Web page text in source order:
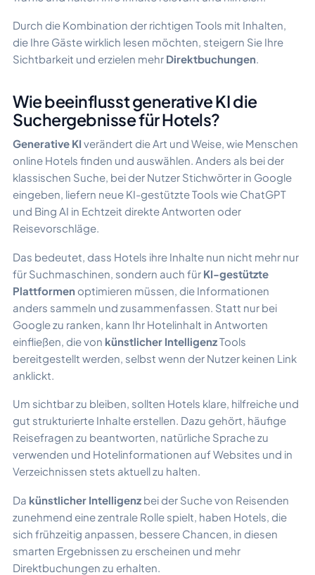
Durch die Kombination der richtigen Tools mit Inhalten,
die Ihre Gäste wirklich lesen möchten, steigern Sie Ihre
Sichtbarkeit und erzielen mehr Direktbuchungen.
Wie beeinflusst generative KI die
Suchergebnisse für Hotels?
Generative KI verändert die Art und Weise, wie Menschen
online Hotels finden und auswählen. Anders als bei der
klassischen Suche, bei der Nutzer Stichwörter in Google
eingeben, liefern neue KI-gestützte Tools wie ChatGPT
und Bing AI in Echtzeit direkte Antworten oder
Reisevorschläge.
Das bedeutet, dass Hotels ihre Inhalte nun nicht mehr nur
für Suchmaschinen, sondern auch für KI-gestützte
Plattformen optimieren müssen, die Informationen
anders sammeln und zusammenfassen. Statt nur bei
Google zu ranken, kann Ihr Hotelinhalt in Antworten
einfließen, die von künstlicher IntelligenzTools
bereitgestellt werden, selbst wenn der Nutzer keinen Link
anklickt.
Um sichtbar zu bleiben, sollten Hotels klare, hilfreiche und
gut strukturierte Inhalte erstellen. Dazu gehört, häufige
Reisefragen zu beantworten, natürliche Sprache zu
verwenden und Hotelinformationen auf Websites und in
Verzeichnissen stets aktuell zu halten.
Da künstlicher Intelligenz bei der Suche von Reisenden
zunehmend eine zentrale Rolle spielt, haben Hotels, die
sich frühzeitig anpassen, bessere Chancen, in diesen
smarten Ergebnissen zu erscheinen und mehr
Direktbuchungen zu erhalten.